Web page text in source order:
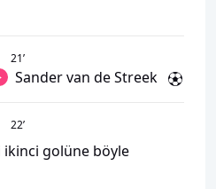
21’
Sander van de Streek
22’
ikinci golüne böyle